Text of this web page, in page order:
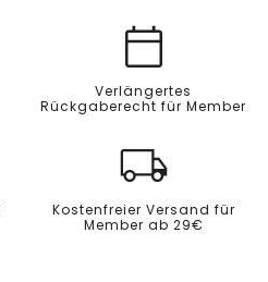
Verlängertes
Rückgaberecht für Member
Kostenfreier Versand für
Member ab 29€